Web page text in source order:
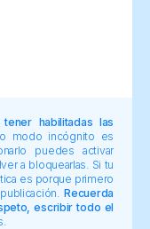
habilitadas las
modo incógnito es
puedes activar
a bloquearlas. Si tu
es porque primero
Recuerda
escribir todo el